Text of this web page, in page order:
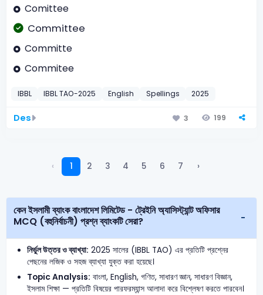
Comittee
Committee
Committe
Commitee
IBBL IBBL TAO-2025 English Spellings 2025
Des 3 199
‹ 1 2 3 4 5 6 7 ›
কেন ইসলামী ব্যাংক বাংলাদেশ লিমিটেড - ট্রেইনি অ্যাসিস্ট্যান্ট অফিসার
MCQ (বহুনির্বাচনী) প্রশ্ন ব্যাংকটি সেরা?
নির্ভুল উত্তর ও ব্যাখ্যা: 2025 সালের (IBBL TAO) এর প্রতিটি প্রশ্নের
পেছনের লজিক ও সহজ ব্যাখ্যা যুক্ত করা হয়েছে।
Topic Analysis: বাংলা, English, গণিত, সাধারণ জ্ঞান, সাধারণ বিজ্ঞান,
ইসলাম শিক্ষা — প্রতিটি বিষয়ের পারফরম্যান্স আলাদা করে বিশ্লেষণ করতে পারবেন।